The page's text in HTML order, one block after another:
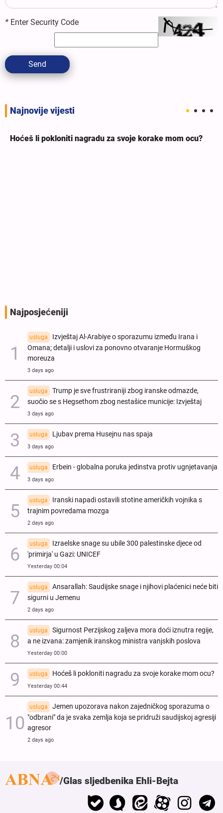
* Enter Security Code
Send
Najnovije vijesti
Hoćeš li pokloniti nagradu za svoje korake mom ocu?
Najposjećeniji
usluga
Izvještaj Al-Arabiye o sporazumu između Irana i
Omana; detalji i uslovi za ponovno otvaranje Hormuškog
moreuza
3 days ago
usluga
Trump je sve frustriraniji zbog iranske odmazde,
suočio se s Hegsethom zbog nestašice municije: Izvještaj
3 days ago
usluga Ljubav prema Husejnu nas spaja
3 days ago
usluga Erbein - globalna poruka jedinstva protiv ugnjetavanja
3 days ago
usluga
Iranski napadi ostavili stotine američkih vojnika s
trajnim povredama mozga
2 days ago
usluga
Izraelske snage su ubile 300 palestinske djece od
'primirja' u Gazi: UNICEF
Yesterday 00:04
usluga
Ansarallah: Saudijske snage i njihovi plaćenici neće biti
sigurni u Jemenu
2 days ago
usluga
Sigurnost Perzijskog zaljeva mora doći iznutra regije,
a ne izvana: zamjenik iranskog ministra vanjskih poslova
Yesterday 00:00
usluga Hoćeš li pokloniti nagradu za svoje korake mom ocu?
Yesterday 00:44
usluga
Jemen upozorava nakon zajedničkog sporazuma o
"odbrani" da je svaka zemlja koja se pridruži saudijskoj agresiji
agresor
2 days ago
Glas sljedbenika Ehli-Bejta